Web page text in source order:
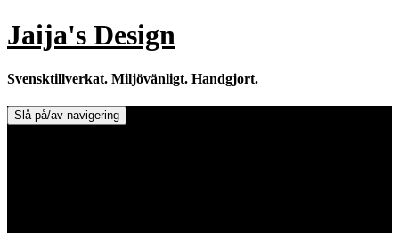
Hoppa
till
Jaija's Design
Svensktillverkat. Miljövänligt. Handgjort.
Slå på/av navigering